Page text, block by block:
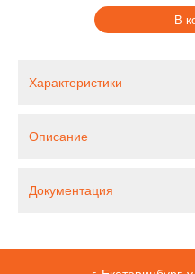
В
Характеристики
Описание
Документация